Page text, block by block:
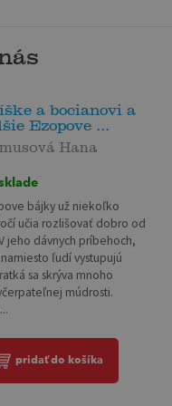
a bocianovi a
Ezopove ...
Hana
bájky už niekoľko
učia rozlišovať dobro od
jeho dávnych príbehoch,
ľudí vystupujú
sa skrýva mnoho
múdrosti.
pridať do košíka